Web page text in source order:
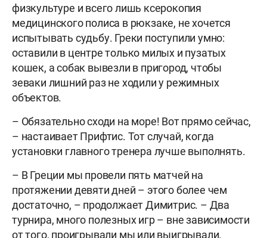
физкультуре и всего лишь ксерокопия
медицинского полиса в рюкзаке, не хочется
испытывать судьбу. Греки поступили умно:
оставили в центре только милых и пузатых
кошек, а собак вывезли в пригород, чтобы
зеваки лишний раз не ходили у режимных
объектов.
– Обязательно сходи на море! Вот прямо сейчас,
– настаивает Прифтис. Тот случай, когда
установки главного тренера лучше выполнять.
– В Греции мы провели пять матчей на
протяжении девяти дней – этого более чем
достаточно, – продолжает Димитрис. – Два
турнира, много полезных игр – вне зависимости
от того, проигрывали мы или выигрывали.